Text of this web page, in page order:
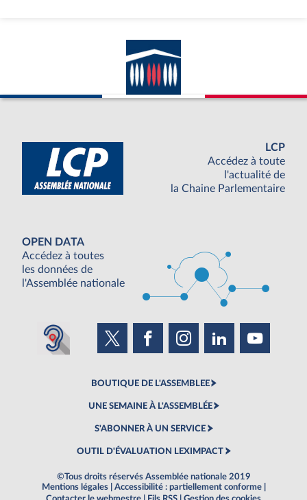
LCP
Accédez à toute
l'actualité de
la Chaine Parlementaire
OPEN DATA
Accédez à toutes
les données de
l'Assemblée nationale
BOUTIQUE DE L'ASSEMBLEE
UNE SEMAINE À L'ASSEMBLÉE
S'ABONNER À UN SERVICE
OUTIL D'ÉVALUATION LEXIMPACT
©Tous droits réservés Assemblée nationale 2019
Mentions légales
Accessibilité : partiellement conforme